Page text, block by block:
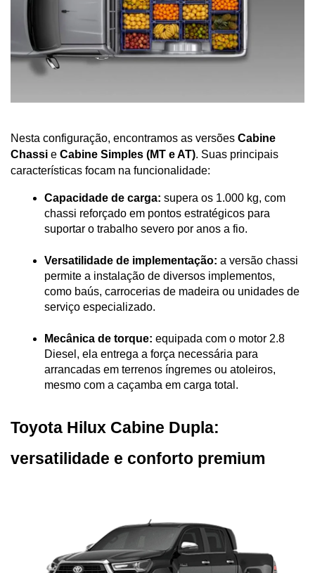
Nesta configuração, encontramos as versões Cabine
Chassi e Cabine Simples (MT e AT). Suas principais
características focam na funcionalidade:
Capacidade de carga: supera os 1.000 kg, com
chassi reforçado em pontos estratégicos para
suportar o trabalho severo por anos a fio.
Versatilidade de implementação: a versão chassi
permite a instalação de diversos implementos,
como baús, carrocerias de madeira ou unidades de
serviço especializado.
Mecânica de torque: equipada com o motor 2.8
Diesel, ela entrega a força necessária para
arrancadas em terrenos íngremes ou atoleiros,
mesmo com a caçamba em carga total.
Toyota Hilux Cabine Dupla:
versatilidade e conforto premium